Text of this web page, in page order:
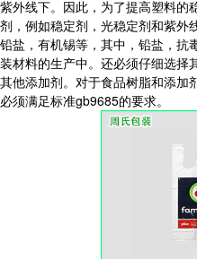
紫外线下。因此，为了提高塑料的
剂，例如稳定剂，光稳定剂和紫外
铅盐，有机锡等，其中，铅盐，抗
装材料的生产中。还必须仔细选择
其他添加剂。对于食品树脂和添
必须满足标准gb9685的要求。